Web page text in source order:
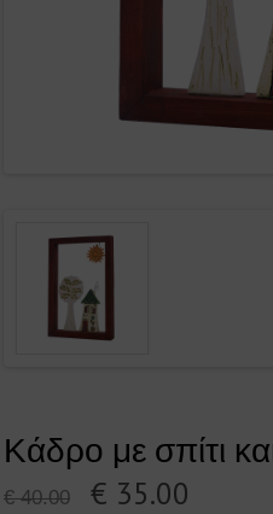
Κάδρο με σπίτι
€ 40.00 € 35.00